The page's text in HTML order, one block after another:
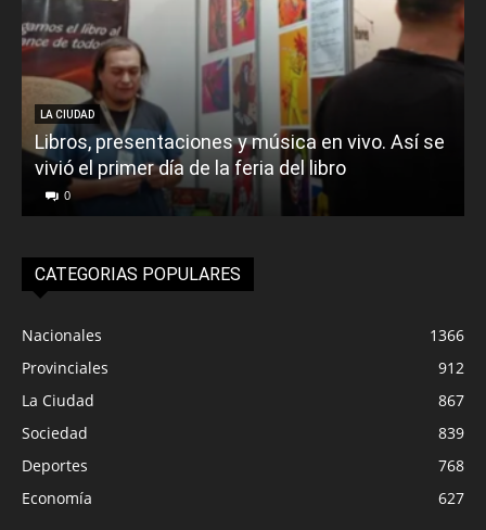
LA CIUDAD
Libros, presentaciones y música en vivo. Así se
vivió el primer día de la feria del libro
0
CATEGORIAS POPULARES
Nacionales
1366
Provinciales
912
La Ciudad
867
Sociedad
839
Deportes
768
Economía
627